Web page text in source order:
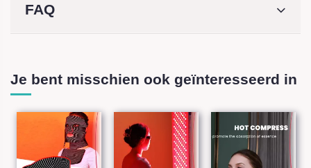
FAQ
Je bent misschien ook geïnteresseerd in